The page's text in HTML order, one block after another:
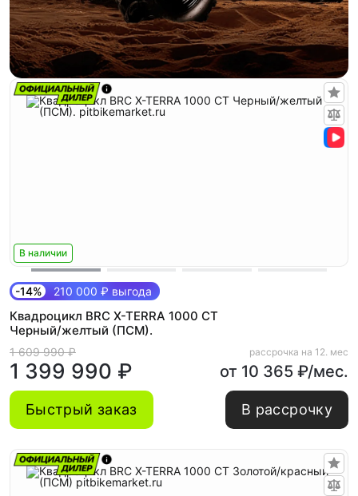
В наличии
-14% 210 000 ₽ выгода
Квадроцикл BRC X-TERRA 1000 CT
Черный/желтый (ПСМ).
1 609 990 ₽
1 399 990 ₽
рассрочка на 12. мес
от 10 365 ₽/мес.
Быстрый заказ В рассрочку